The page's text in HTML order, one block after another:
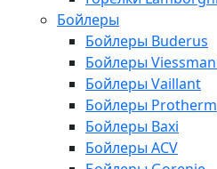
Бойлеры
Бойлеры Buderus
Бойлеры
Бойлеры Vaillant
Бойлеры Protherm
Бойлеры Baxi
Бойлеры ACV